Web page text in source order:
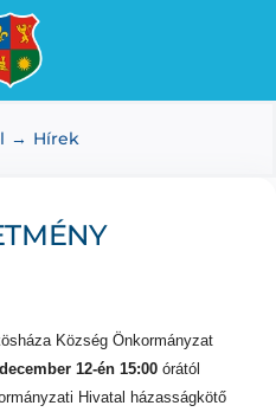
Hírek
Község Önkormányzat
12-én 15:00órától
Hivatal házasságkötő